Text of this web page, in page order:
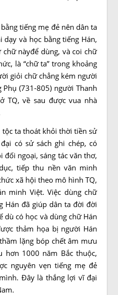
tiếng mẹ đẻ nên dân ta
và học bằng tiếng Hán,
nàyđể dùng, và coi chữ
là “chữ ta” trong khoảng
giỏi chữ chẳng kém người
Phụ (731-805) người Thanh
TQ, về sau được vua nhà
tộc ta thoát khỏi thời tiền sử
có sử sách ghi chép, có
đối ngoại, sáng tác văn thơ,
tiếp thu nền văn minh
xã hội theo mô hình TQ,
minh Việt. Việc dùng chữ
Hán đã giúp dân ta đời đời
dù có học và dùng chữ Hán
thảm họa bị người Hán
lặng bóp chết âm mưu
hơn 1000 năm Bắc thuộc,
nguyên vẹn tiếng mẹ đẻ
Đây là thắng lợi vĩ đại